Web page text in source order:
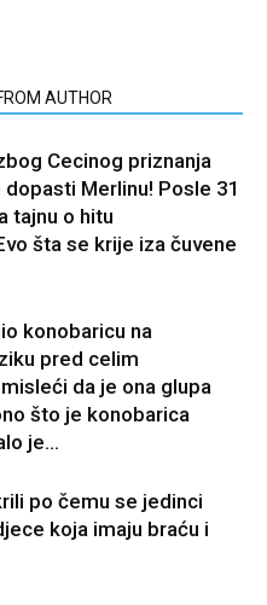
AUTHOR
Cecinog priznanja
Merlinu! Posle 31
tajnu o hitu
šta se krije iza čuvene
konobaricu na
pred celim
da je ona glupa
što je konobarica
je...
po čemu se jedinci
koja imaju braću i